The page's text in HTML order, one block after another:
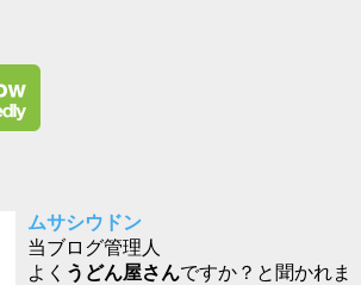
ムサシウドン
当ブログ管理人
よく うどん屋さんですか？と聞かれま